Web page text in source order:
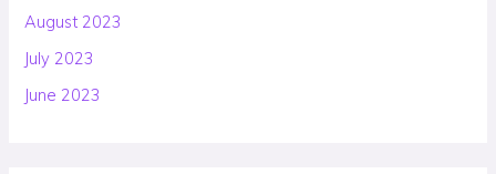
August 2023
July 2023
June 2023